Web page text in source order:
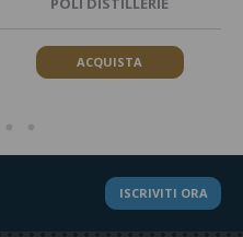
ACQUISTA
ISCRIVITI ORA